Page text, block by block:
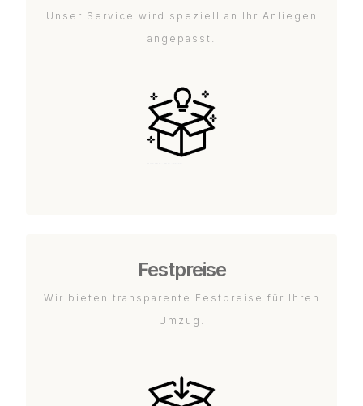
Unser Service wird speziell an Ihr Anliegen
angepasst.
Festpreise
Wir bieten transparente Festpreise für Ihren
Umzug.